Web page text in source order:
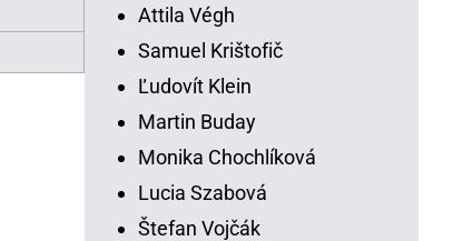
Attila Végh
Samuel Krištofič
Ľudovít Klein
Martin Buday
Monika Chochlíková
Lucia Szabová
Štefan Vojčák